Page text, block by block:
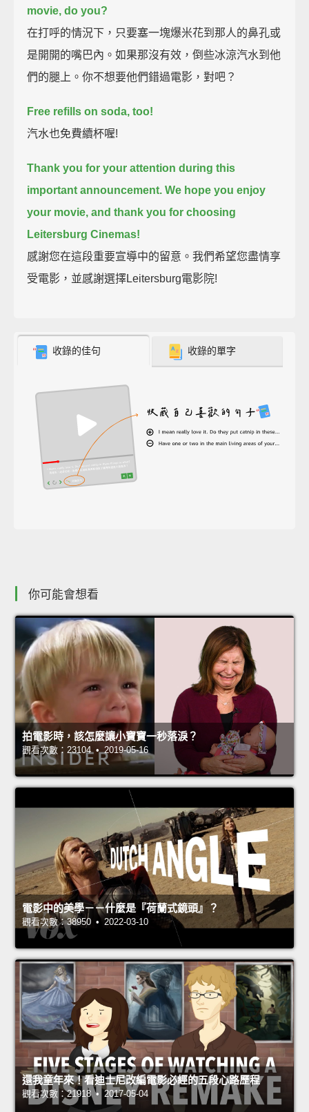
movie, do you?
在打呼的情況下，只要塞一塊爆米花到那人的鼻孔或
是開開的嘴巴內。如果那沒有效，倒些冰涼汽水到他
們的腿上。你不想要他們錯過電影，對吧？
Free refills on soda, too!
汽水也免費續杯喔!
Thank you for your attention during this
important announcement. We hope you enjoy
your movie, and thank you for choosing
Leitersburg Cinemas!
感謝您在這段重要宣導中的留意。我們希望您盡情享
受電影，並感謝選擇Leitersburg電影院!
收錄的佳句 收錄的單字
你可能會想看
拍電影時，該怎麼讓小寶寶一秒落淚？
觀看次數：23104 • 2019-05-16
電影中的美學－－什麼是『荷蘭式鏡頭』？
觀看次數：38950 • 2022-03-10
還我童年來！看迪士尼改編電影必經的五段心路歷程
觀看次數：21918 • 2017-05-04